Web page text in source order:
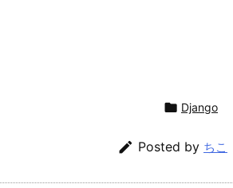
 Django
 Posted by ちこ